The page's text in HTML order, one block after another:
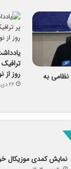
نظامی به
روز از
۲۶ دی ۱۴۰۰
نمایش کمدی موزیکال